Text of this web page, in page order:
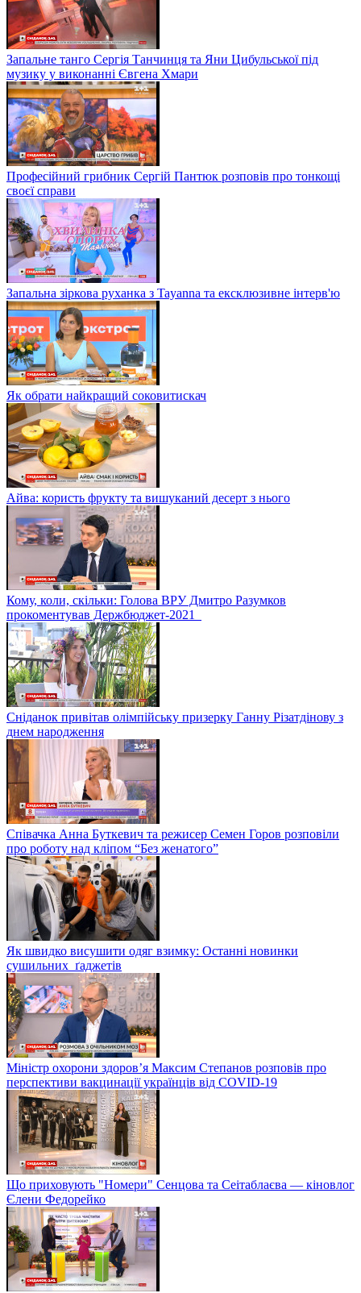
Запальне танго Сергія Танчинця та Яни Цибульської під
музику у виконанні Євгена Хмари
Професійний грибник Сергій Пантюк розповів про тонкощі
своєї справи
Запальна зіркова руханка з Tayanna та ексклюзивне інтерв'ю
Як обрати найкращий соковитискач
Айва: користь фрукту та вишуканий десерт з нього
Кому, коли, скільки: Голова ВРУ Дмитро Разумков
прокоментував Держбюджет-2021
Сніданок привітав олімпійську призерку Ганну Різатдінову з
днем народження
Співачка Анна Буткевич та режисер Семен Горов розповіли
про роботу над кліпом “Без женатого”
Як швидко висушити одяг взимку: Останні новинки
сушильних ґаджетів
Міністр охорони здоров’я Максим Степанов розповів про
перспективи вакцинації українців від COVID-19
Що приховують "Номери" Сенцова та Сеітаблаєва — кіновлог
Єлени Федорейко